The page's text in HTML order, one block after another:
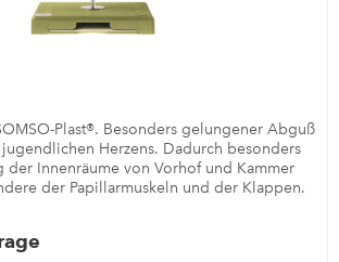
Plast®. Besonders gelungener Abguß
Herzens. Dadurch besonders
der Innenräume von Vorhof und Kammer
der Papillarmuskeln und der Klappen.